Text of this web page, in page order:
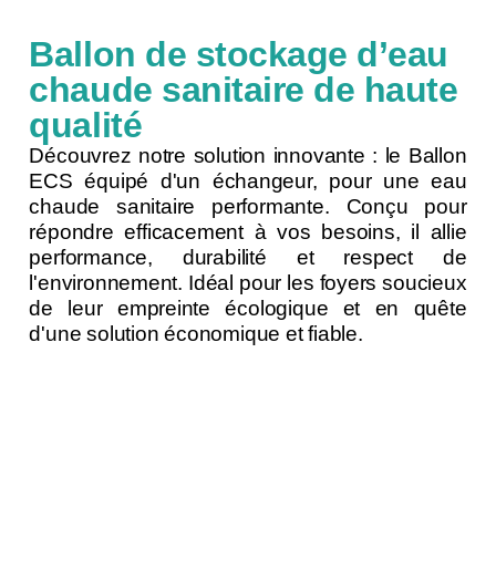
Ballon de stockage d’eau
chaude sanitaire de haute
qualité
Découvrez notre solution innovante : le Ballon
ECS équipé d'un échangeur, pour une eau
chaude sanitaire performante. Conçu pour
répondre efficacement à vos besoins, il allie
performance, durabilité et respect de
l'environnement. Idéal pour les foyers soucieux
de leur empreinte écologique et en quête
d'une solution économique et fiable.